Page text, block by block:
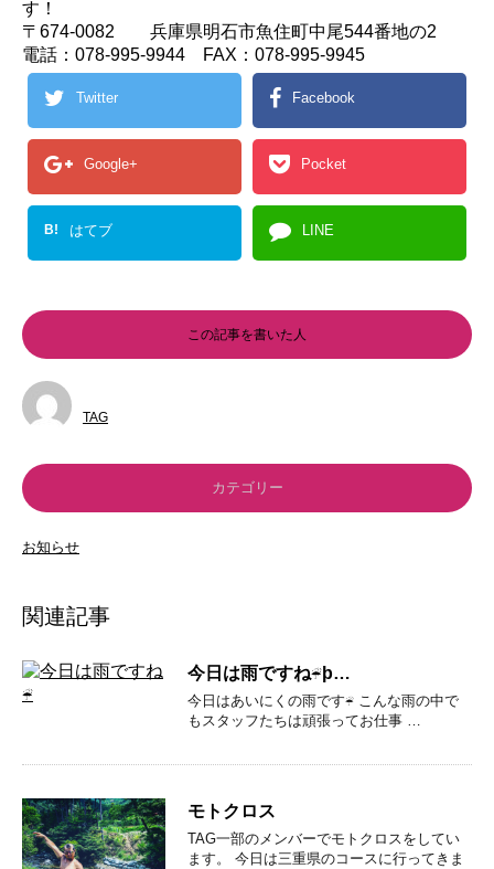
す！
〒674-0082 兵庫県明石市魚住町中尾544番地の2
電話：078-995-9944 FAX：078-995-9945
Twitter Facebook
Google+ Pocket
B! はてブ LINE
この記事を書いた人
TAG
カテゴリー
お知らせ
関連記事
今日は雨ですね☔þ…
今日はあいにくの雨です☔️ こんな雨の中で
もスタッフたちは頑張ってお仕事 …
モトクロス
TAG一部のメンバーでモトクロスをしてい
ます。 今日は三重県のコースに行ってきま